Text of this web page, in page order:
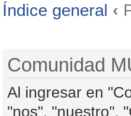
Índice general ‹
Comunidad
Al ingresar en
"nos", "nuestro",